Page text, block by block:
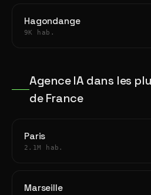
Hagondange
9K hab.
Agence IA dans les
de France
Paris
2.1M hab.
Marseille